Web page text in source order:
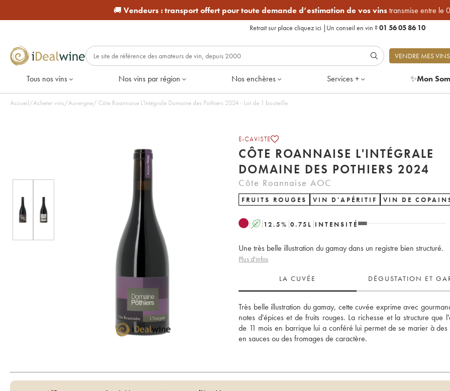
🚚 Vendeurs :transport offert pour toute demande d’estimation de vos vinstransmise entre le
Retrait sur place cliquez ici | Un conseil en vin ?01 56 05 86 10
VENDRE MES VINS
Tous nos vins Nos vins par région Nos enchères Services + ✨Mon
Accueil/Acheter vins/Auvergne/ Côte Roannaise L'Intégrale Domaine des Pothiers 2024 - Lot de 1 bouteille
E-CAVISTE
CÔTE ROANNAISE L'INTÉGRALE
DOMAINE DES POTHIERS 2024
Côte Roannaise AOC
FRUITS ROUGES VIN D'APÉRITIF VIN DE
A 12.5% 0.75 L INTENSITÉ
Une très belle illustration du gamay dans un registre bien structuré.
Plus d'infos
LA CUVÉE DÉGUSTATION ET
Très belle illustration du gamay, cette cuvée exprime avec
notes d'épices et de fruits rouges. La richesse et la structure que
de 11 mois en barrique lui a conféré lui permet de se marier à des
en sauces ou des fromages de caractère.